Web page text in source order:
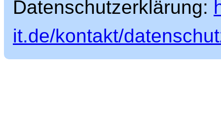
Datenschutzerklärung:
it.de/kontakt/